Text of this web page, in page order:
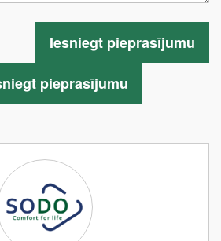
Iesniegt pieprasījumu
pieprasījumu